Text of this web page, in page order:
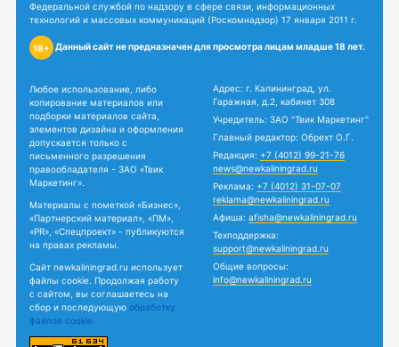
Федеральной службой по надзору в сфере связи, информационных
технологий и массовых коммуникаций (Роскомнадзор) 17 января 2011 г.
18+ Данный сайт не предназначен для просмотра лицам младше 18 лет.
Любое использование, либо
копирование материалов или
подборки материалов сайта,
элементов дизайна и оформления
допускается только с
письменного разрешения
правообладателя - ЗАО «Твик
Маркетинг».
Материалы с пометкой «Бизнес»,
«Партнерский материал», «ПМ»,
«PR», «Спецпроект» - публикуются
на правах рекламы.
Сайт newkaliningrad.ru использует
файлы cookie. Продолжая работу
с сайтом, вы соглашаетесь на
сбор и последующую обработку
файлов cookie.
Адрес: г. Калининград, ул.
Гаражная, д.2, кабинет 308
Учредитель: ЗАО "Твик Маркетинг"
Главный редактор: Обрехт О.Г.
Редакция: +7 (4012) 99-21-76
news@newkaliningrad.ru
Реклама: +7 (4012) 31-07-07
reklama@newkaliningrad.ru
Афиша: afisha@newkaliningrad.ru
Техподдержка:
support@newkaliningrad.ru
Общие вопросы:
info@newkaliningrad.ru